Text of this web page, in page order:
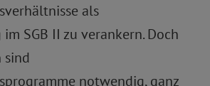
als
SGB II zu verankern. Doch
sind
notwendig, ganz